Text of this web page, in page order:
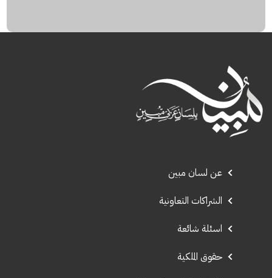
عن لسان مبين
الشراكات التعاونية
اسئلة شائعة
حقوق الملكية